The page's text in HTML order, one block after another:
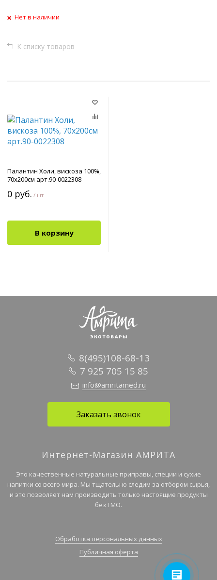
Нет в наличии
К списку товаров
Палантин Холи, вискоза 100%,
70х200см арт.90-0022308
0 руб. / шт
В корзину
8(495)108-68-13
7 925 705 15 85
info@amritamed.ru
Заказать звонок
Интернет-Магазин АМРИТА
Это качественные натуральные приправы, специи и сухие
напитки со всего мира. Мы тщательно следим за отбором сырья,
и это позволяет нам производить только настоящие продукты
без ГМО.
Обработка персональных данных
Публичная оферта